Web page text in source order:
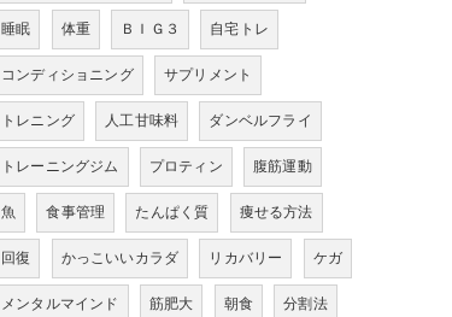
睡眠 体重 ＢＩＧ３ 自宅トレ
コンディショニング サプリメント
トレニング 人工甘味料 ダンベルフライ
トレーニングジム プロティン 腹筋運動
魚 食事管理 たんぱく質 痩せる方法
回復 かっこいいカラダ リカバリー ケガ
メンタルマインド 筋肥大 朝食 分割法